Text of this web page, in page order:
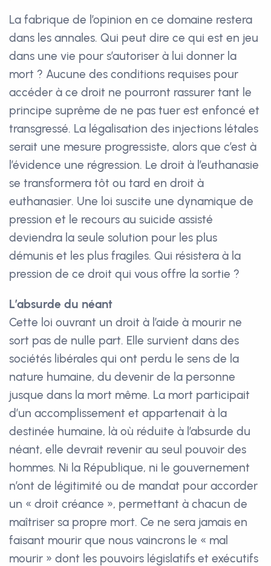
La fabrique de l’opinion en ce domaine restera
dans les annales. Qui peut dire ce qui est en jeu
dans une vie pour s’autoriser à lui donner la
mort ? Aucune des conditions requises pour
accéder à ce droit ne pourront rassurer tant le
principe suprême de ne pas tuer est enfoncé et
transgressé. La légalisation des injections létales
serait une mesure progressiste, alors que c’est à
l’évidence une régression. Le droit à l’euthanasie
se transformera tôt ou tard en droit à
euthanasier. Une loi suscite une dynamique de
pression et le recours au suicide assisté
deviendra la seule solution pour les plus
démunis et les plus fragiles. Qui résistera à la
pression de ce droit qui vous offre la sortie ?
L’absurde du néant
Cette loi ouvrant un droit à l’aide à mourir ne
sort pas de nulle part. Elle survient dans des
sociétés libérales qui ont perdu le sens de la
nature humaine, du devenir de la personne
jusque dans la mort même. La mort participait
d’un accomplissement et appartenait à la
destinée humaine, là où réduite à l’absurde du
néant, elle devrait revenir au seul pouvoir des
hommes. Ni la République, ni le gouvernement
n’ont de légitimité ou de mandat pour accorder
un « droit créance », permettant à chacun de
maîtriser sa propre mort. Ce ne sera jamais en
faisant mourir que nous vaincrons le « mal
mourir » dont les pouvoirs législatifs et exécutifs